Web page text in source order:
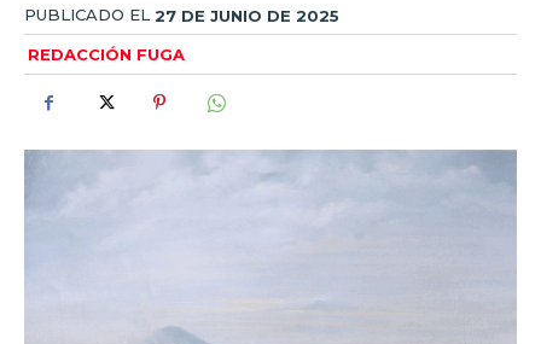
PUBLICADO EL 27 DE JUNIO DE 2025
REDACCIÓN FUGA